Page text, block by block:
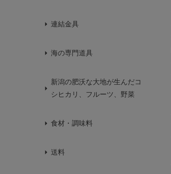
連結金具
海の専門道具
新潟の肥沃な大地が生んだコ
シヒカリ、フルーツ、野菜
食材・調味料
送料